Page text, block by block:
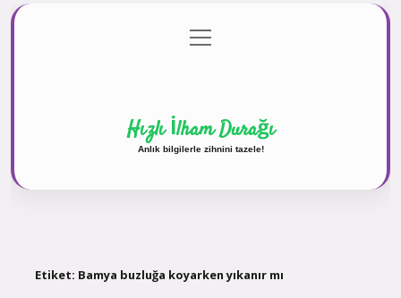
Gizlilik Politikası
menüyü
aç
Hızlı İlham Durağı
Anlık bilgilerle zihnini tazele!
Etiket: Bamya buzluğa koyarken yıkanır mı